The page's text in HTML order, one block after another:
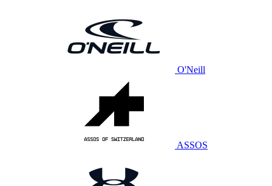
O'Neill
ASSOS